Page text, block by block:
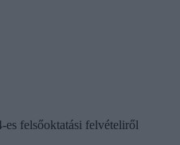
es felsőoktatási felvételiről